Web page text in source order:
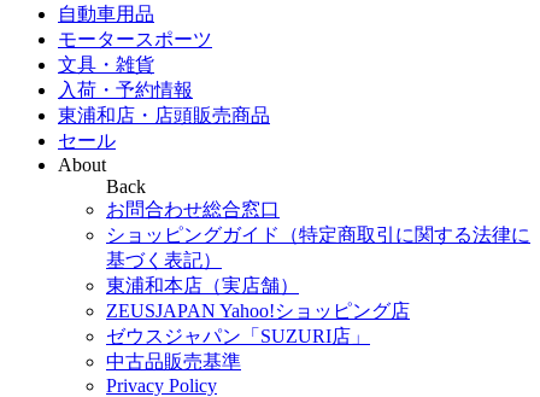
自動車用品
モータースポーツ
文具・雑貨
入荷・予約情報
東浦和店・店頭販売商品
セール
About
Back
お問合わせ総合窓口
ショッピングガイド（特定商取引に関する法律に
基づく表記）
東浦和本店（実店舗）
ZEUSJAPAN Yahoo!ショッピング店
ゼウスジャパン「SUZURI店」
中古品販売基準
Privacy Policy